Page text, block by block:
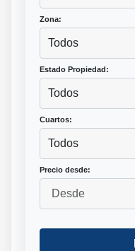
Zona:
Todos
Estado Propiedad:
Todos
Cuartos:
Todos
Precio desde: